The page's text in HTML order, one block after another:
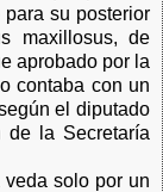
su posterior
maxillosus, de
aprobado por la
contaba con un
el diputado
de la Secretaría
solo por un